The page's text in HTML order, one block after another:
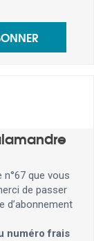
que vous
de passer
d’abonnement
numéro frais